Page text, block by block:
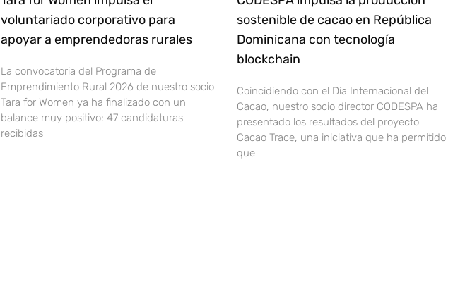
voluntariado corporativo para
apoyar a emprendedoras rurales
La convocatoria del Programa de
Emprendimiento Rural 2026 de nuestro socio
Tara for Women ya ha finalizado con un
balance muy positivo: 47 candidaturas
recibidas
sostenible de cacao en República
Dominicana con tecnología
blockchain
Coincidiendo con el Día Internacional del
Cacao, nuestro socio director CODESPA ha
presentado los resultados del proyecto
Cacao Trace, una iniciativa que ha permitido
que